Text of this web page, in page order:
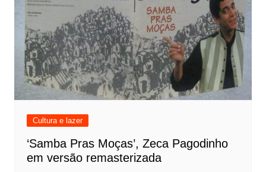
Cultura e lazer
‘Samba Pras Moças’, Zeca Pagodinho
em versão remasterizada